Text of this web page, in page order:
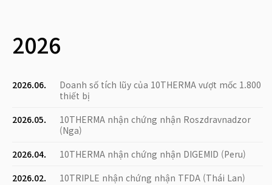
2026
2026.06.
Doanh số tích lũy của 10THERMA vượt mốc 1.800
thiết bị
2026.05.
10THERMA nhận chứng nhận Roszdravnadzor
(Nga)
2026.04.
10THERMA nhận chứng nhận DIGEMID (Peru)
2026.02.
10TRIPLE nhận chứng nhận TFDA (Thái Lan)